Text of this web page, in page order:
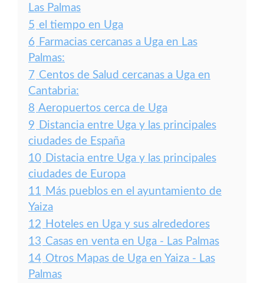
Las Palmas
5 el tiempo en Uga
6 Farmacias cercanas a Uga en Las
Palmas:
7 Centos de Salud cercanas a Uga en
Cantabria:
8 Aeropuertos cerca de Uga
9 Distancia entre Uga y las principales
ciudades de España
10 Distacia entre Uga y las principales
ciudades de Europa
11 Más pueblos en el ayuntamiento de
Yaiza
12 Hoteles en Uga y sus alrededores
13 Casas en venta en Uga - Las Palmas
14 Otros Mapas de Uga en Yaiza - Las
Palmas